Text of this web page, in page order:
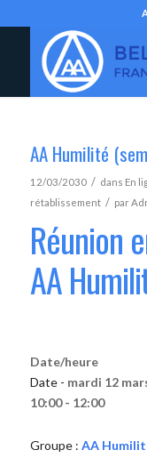
AA Humilité
12/03/2030 / dans En
rétablissement / par
Réunion
AA
Date/heure
Date - mardi 12
10:00 - 12:00
Groupe : AA